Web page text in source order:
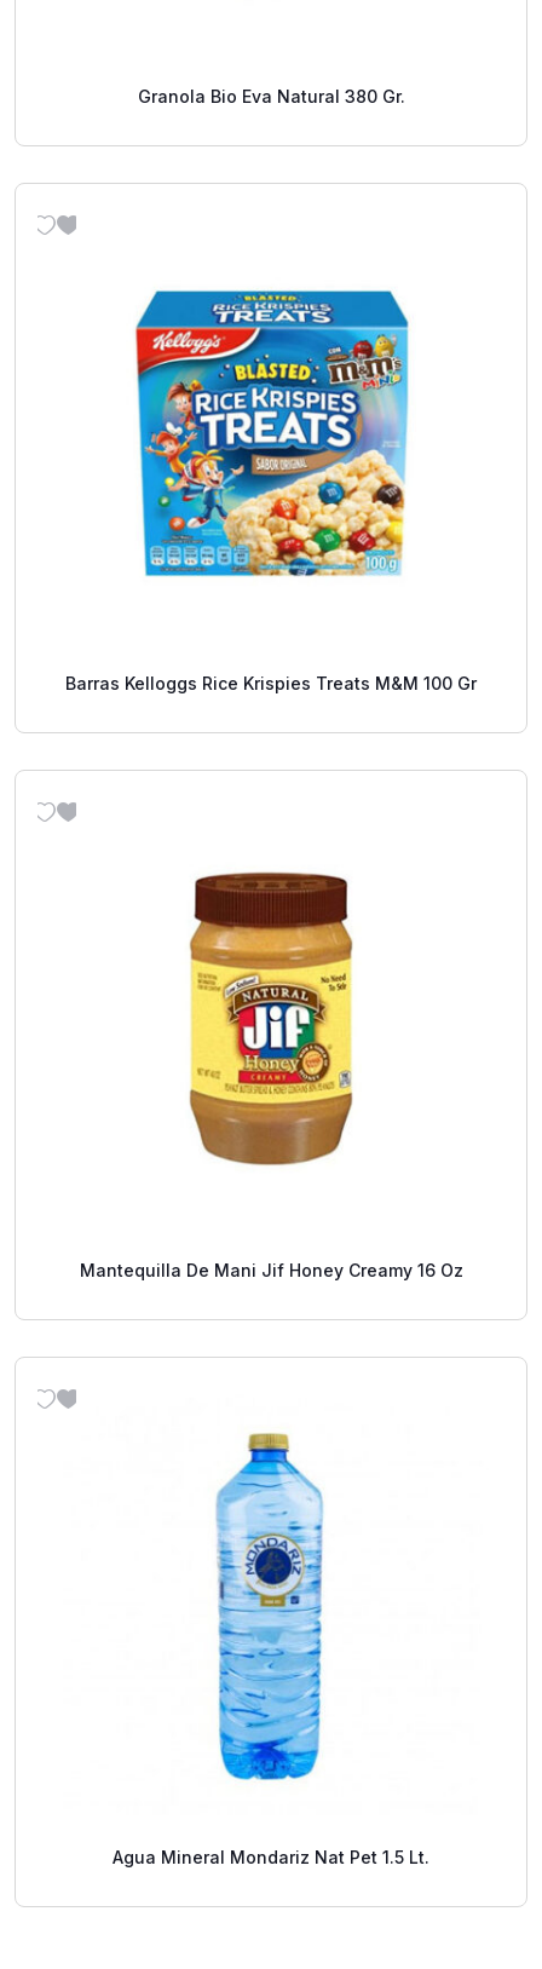
Granola Bio Eva Natural 380 Gr.
Barras Kelloggs Rice Krispies Treats M&M 100 Gr
Mantequilla De Mani Jif Honey Creamy 16 Oz
Agua Mineral Mondariz Nat Pet 1.5 Lt.